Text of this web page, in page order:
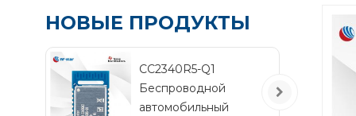
НОВЫЕ ПРОДУКТЫ
CC2340R5-Q1
Беспроводной
автомобильный